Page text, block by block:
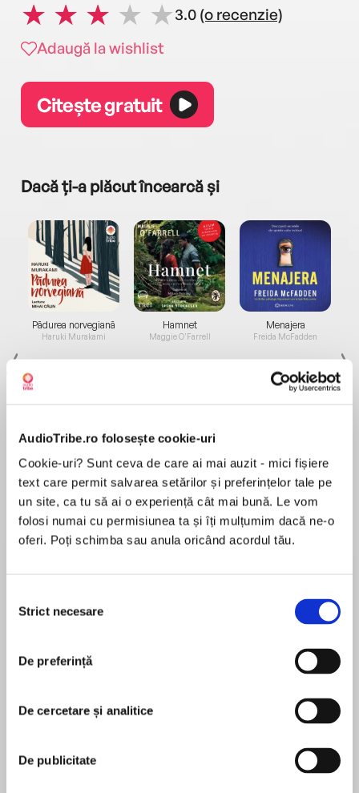
AudioTribe.ro folosește cookie-uri
Cookie-uri? Sunt ceva de care ai mai auzit - mici fișiere
text care permit salvarea setărilor și preferințelor tale pe
un site, ca tu să ai o experiență cât mai bună. Le vom
folosi numai cu permisiunea ta și îți mulțumim dacă ne-o
oferi. Poți schimba sau anula oricând acordul tău.
consimțământului
Strict necesare
De preferință
De cercetare și analitice
De publicitate
3.0 (o recenzie)
Adaugă la wishlist
Citește gratuit
Dacă ți-a plăcut încearcă și
Pădurea norvegiană
Haruki Murakami
Elita de Argint (Elita
de...
Dani Francis
Hamnet
Maggie O'Farrell
Diavolul se îmbracă de
la...
Lauren Weisberger
Menajera
Freida McFadden
Migdală
Sohn Won-pyung
Un Crăciun în familia Spring înseamnă o
mulțime de rude, un munte de mâncare, haos
sau să spună ceva greșit. Tori Spring știe că
acestea. Vrea să-l ajute… Dar cum? Charlie nu
este convins că poate rămâne acasă, pe
iubitului său, Nick, i se pare un refugiu evident.
În acest moment nu există recenzii